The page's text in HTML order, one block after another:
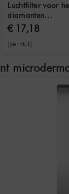
Luchtfilter voor
diamanten
€ 17,18
(per stuk)